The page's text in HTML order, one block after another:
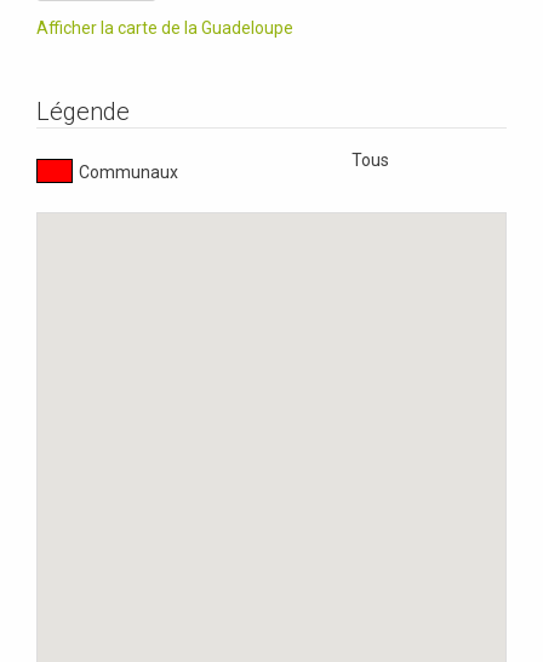
Afficher la carte de la Guadeloupe
Légende
Tous
Communaux